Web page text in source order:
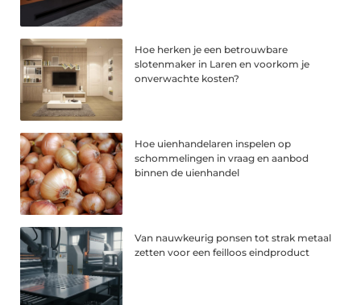
Hoe herken je een betrouwbare
slotenmaker in Laren en voorkom je
onverwachte kosten?
Hoe uienhandelaren inspelen op
schommelingen in vraag en aanbod
binnen de uienhandel
Van nauwkeurig ponsen tot strak metaal
zetten voor een feilloos eindproduct